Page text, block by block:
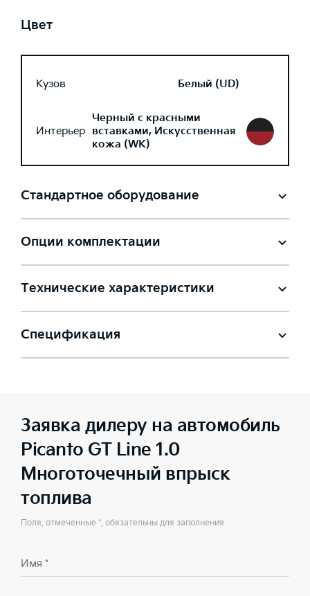
Цвет
Кузов Белый (UD)
Интерьер
Черный с красными
вставками, Искусственная
кожа (WK)
Стандартное оборудование
Опции комплектации
Технические характеристики
Спецификация
Заявка дилеру на автомобиль
Picanto GT Line 1.0
Многоточечный впрыск
топлива
Поля, отмеченные *, обязательны для заполнения
Имя *